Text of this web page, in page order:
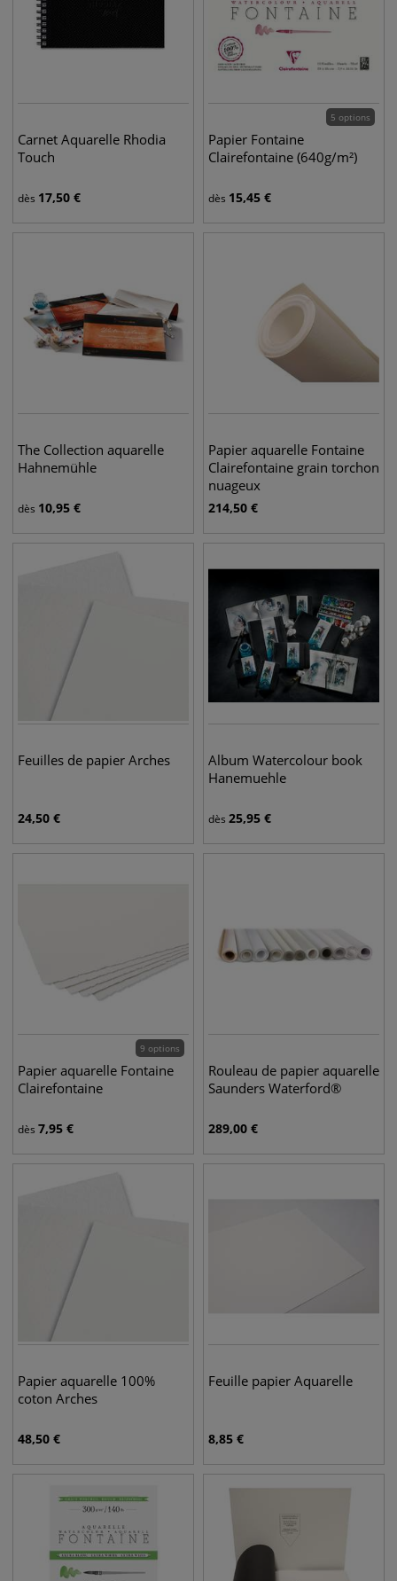
Carnet Aquarelle Rhodia
Touch
dès 17,50 €
5 options
Papier Fontaine
Clairefontaine (640g/m²)
dès 15,45 €
The Collection aquarelle
Hahnemühle
dès 10,95 €
Papier aquarelle Fontaine
Clairefontaine grain torchon
nuageux
214,50 €
Feuilles de papier Arches
24,50 €
Album Watercolour book
Hanemuehle
dès 25,95 €
9 options
Papier aquarelle Fontaine
Clairefontaine
dès 7,95 €
Rouleau de papier aquarelle
Saunders Waterford®
289,00 €
Papier aquarelle 100%
coton Arches
48,50 €
Feuille papier Aquarelle
8,85 €